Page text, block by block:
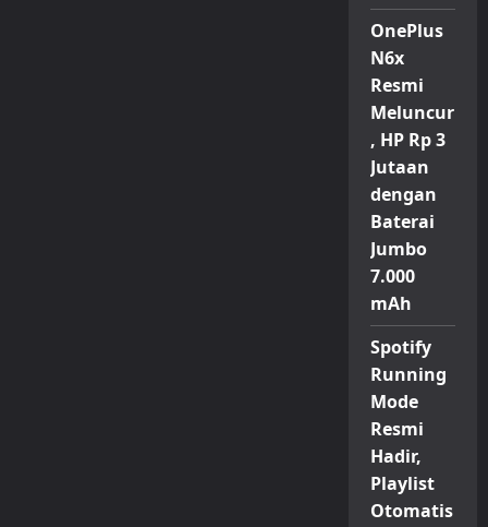
OnePlus
N6x
Resmi
Meluncur
, HP Rp 3
Jutaan
dengan
Baterai
Jumbo
7.000
mAh
Spotify
Running
Mode
Resmi
Hadir,
Playlist
Otomatis